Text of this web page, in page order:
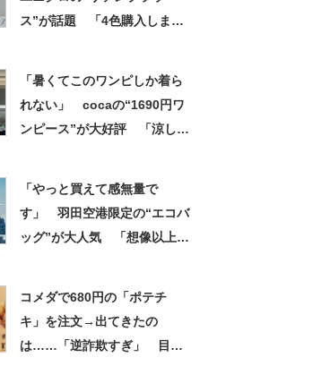
ス”が話題 「4色購入しまし
「暑くてこのワンピしか着ら
れない」 cocaの“1690円ワ
ンピース”が大好評 「涼しく
「やっと買えて感無量で
す」 羽田空港限定の“エコバ
ッグ”が大人気 「想像以上に
コメダで680円の「ポテチ
キ」を注文→出てきたの
は……「逆詐欺すぎ」 目を